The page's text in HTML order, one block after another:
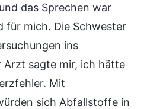
das Sprechen war
für mich. Die Schwester
ins
Arzt sagte mir, ich hätte
Mit
sich Abfallstoffe in